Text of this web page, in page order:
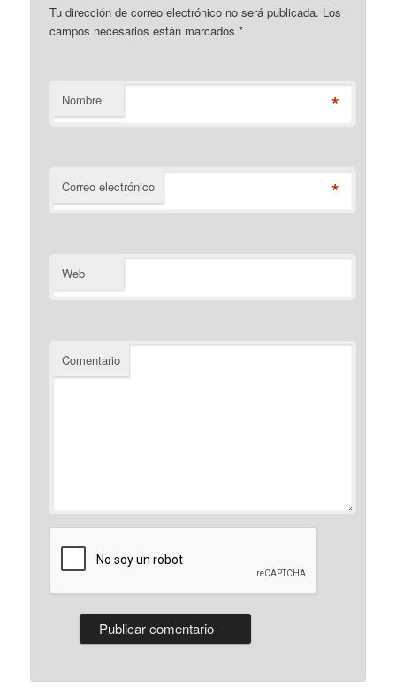
Tu dirección de correo electrónico no será publicada. Los
campos necesarios están marcados*
Nombre *
Correo electrónico *
Web
Comentario